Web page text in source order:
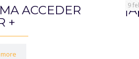
ACCEDER
+
9